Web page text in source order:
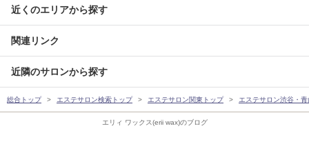
エリィ ワックス(erii wax)のブログ
近くのエリアから探す
関連リンク
近隣のサロンから探す
総合トップ エステサロン検索トップ エステサロン関東トップ エステサロン渋谷・